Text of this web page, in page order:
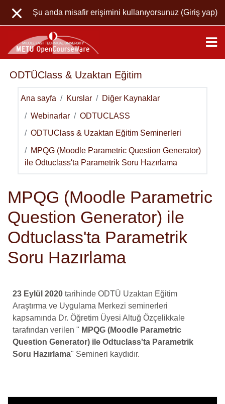
Şu anda misafir erişimini kullanıyorsunuz (Giriş yap)
ODTÜClass & Uzaktan Eğitim
Ana sayfa Kurslar Diğer Kaynaklar
Webinarlar ODTUCLASS
ODTUClass & Uzaktan Eğitim Seminerleri
MPQG (Moodle Parametric Question Generator)
ile Odtuclass'ta Parametrik Soru Hazırlama
MPQG (Moodle Parametric
Question Generator) ile
Odtuclass'ta Parametrik
Soru Hazırlama
23 Eylül 2020 tarihinde ODTÜ Uzaktan Eğitim
Araştırma ve Uygulama Merkezi seminerleri
kapsamında Dr. Öğretim Üyesi Altuğ Özçelikkale
tarafından verilen " MPQG (Moodle Parametric
Question Generator) ile Odtuclass'ta Parametrik
Soru Hazırlama" Semineri kaydıdır.